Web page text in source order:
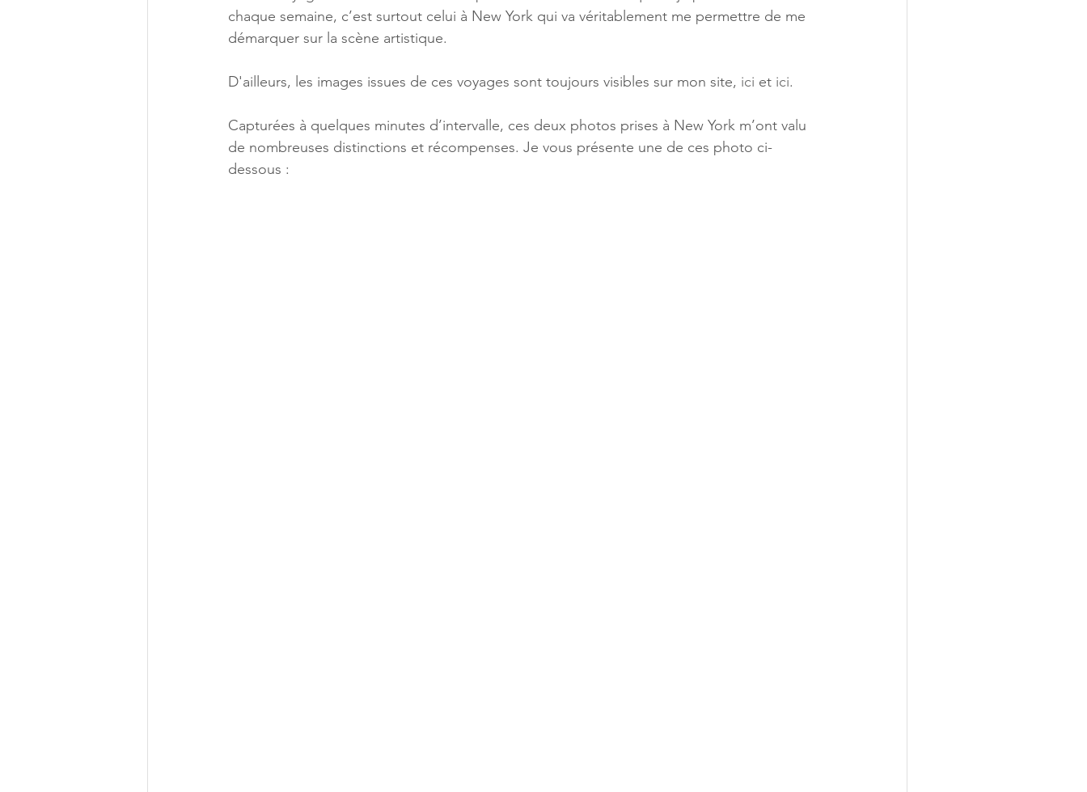
chaque semaine, c’est surtout celui à New York qui va véritablement me permettre de me
démarquer sur la scène artistique.
D'ailleurs, les images issues de ces voyages sont toujours visibles sur mon site, ici et ici.
Capturées à quelques minutes d’intervalle, ces deux photos prises à New York m’ont valu
de nombreuses distinctions et récompenses. Je vous présente une de ces photo ci-
dessous :